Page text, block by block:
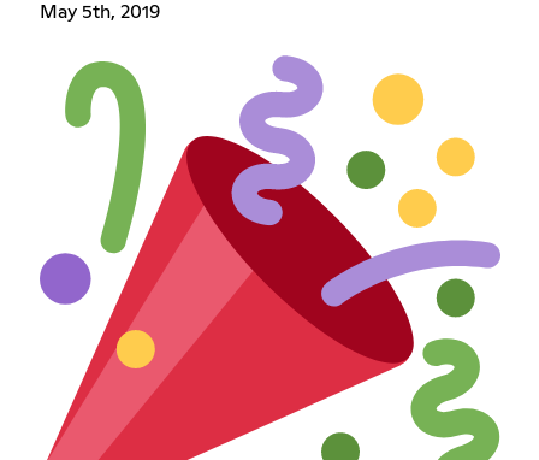
May 5th, 2019